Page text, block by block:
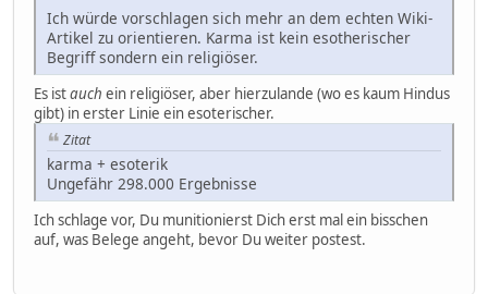
Ich würde vorschlagen sich mehr an dem echten Wiki-
Artikel zu orientieren. Karma ist kein esotherischer
Begriff sondern ein religiöser.
Es istauch ein religiöser, aber hierzulande (wo es kaum Hindus
gibt) in erster Linie ein esoterischer.
Zitat
karma + esoterik
Ungefähr 298.000 Ergebnisse
Ich schlage vor, Du munitionierst Dich erst mal ein bisschen
auf, was Belege angeht, bevor Du weiter postest.